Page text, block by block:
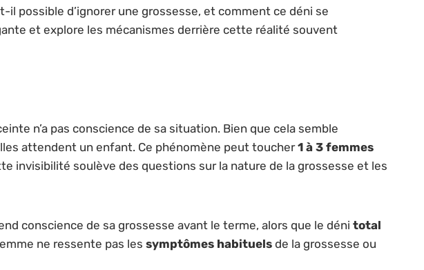
possible d’ignorer une grossesse, et comment ce déni se
et explore les mécanismes derrière cette réalité souvent
n’a pas conscience de sa situation. Bien que cela semble
attendent un enfant. Ce phénomène peut toucher1 à 3 femmes
invisibilité soulève des questions sur la nature de la grossesse et les
conscience de sa grossesse avant le terme, alors que le déni total
ne ressente pas les symptômes habituels de la grossesse ou